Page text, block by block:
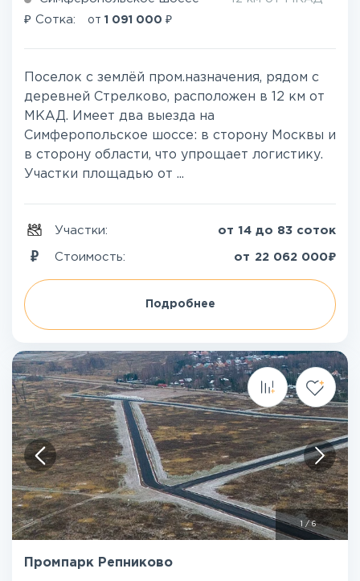
₽ Сотка: от 1 091 000 ₽
Поселок с землёй пром.назначения, рядом с
деревней Стрелково, расположен в 12 км от
МКАД. Имеет два выезда на
Симферопольское шоссе: в сторону Москвы и
в сторону области, что упрощает логистику.
Участки площадью от ...
Участки: от 14 до 83 соток
Стоимость: от 22 062 000₽
Подробнее
/6
Промпарк Репниково